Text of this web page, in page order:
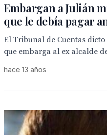
Embargan a Julián
que le debía pagar
El Tribunal de Cuentas
que embarga al ex alcalde
hace 13 años